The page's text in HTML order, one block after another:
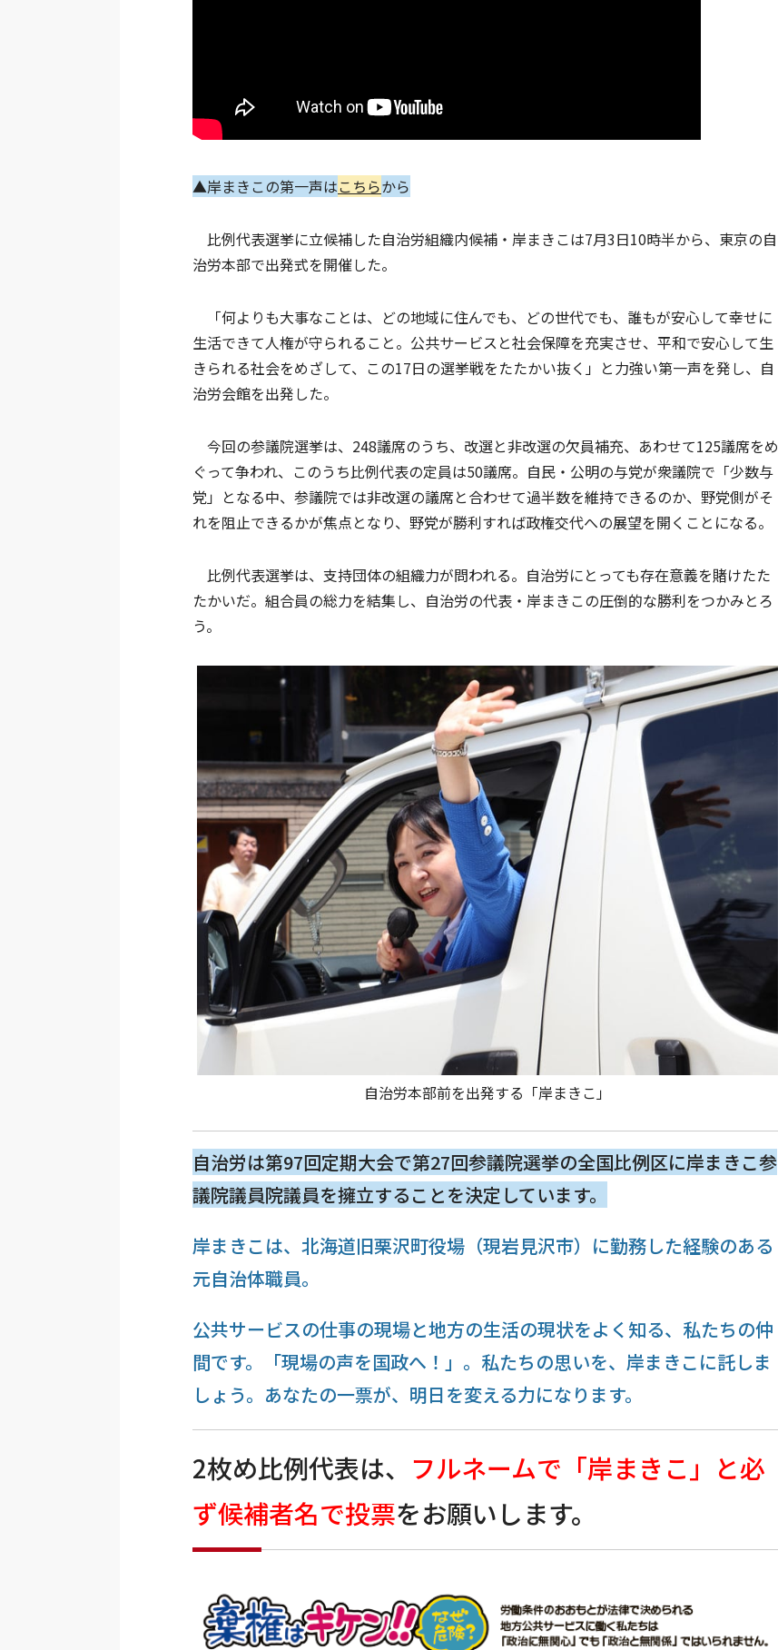
▲岸まきこの第一声はこちらから
比例代表選挙に立候補した自治労組織内候補・岸まきこは7月3日10時半から、東京の自
治労本部で出発式を開催した。
「何よりも大事なことは、どの地域に住んでも、どの世代でも、誰もが安心して幸せに
生活できて人権が守られること。公共サービスと社会保障を充実させ、平和で安心して生
きられる社会をめざして、この17日の選挙戦をたたかい抜く」と力強い第一声を発し、自
治労会館を出発した。
今回の参議院選挙は、 248議席のうち、改選と非改選の欠員補充、あわせて125議席をめ
ぐって争われ、このうち比例代表の定員は50議席。自民・公明の与党が衆議院で「少数与
党」となる中、参議院では非改選の議席と合わせて過半数を維持できるのか、野党側がそ
れを阻止できるかが焦点となり、野党が勝利すれば政権交代への展望を開くことになる。
比例代表選挙は、支持団体の組織力が問われる。自治労にとっても存在意義を賭けたた
たかいだ。組合員の総力を結集し、自治労の代表・岸まきこの圧倒的な勝利をつかみとろ
う。
自治労本部前を出発する「岸まきこ」
自治労は第97回定期大会で第27回参議院選挙の全国比例区に岸まきこ参
議院議員院議員を擁立することを決定しています。
岸まきこは、北海道旧栗沢町役場（現岩見沢市）に勤務した経験のある
元自治体職員。
公共サービスの仕事の現場と地方の生活の現状をよく知る、私たちの仲
間です。「現場の声を国政へ！」。私たちの思いを、岸まきこに託しま
しょう。あなたの一票が、明日を変える力になります。
2枚め比例代表は、 フルネームで 「岸まきこ」 と必
ず候補者名で投票をお願いします。